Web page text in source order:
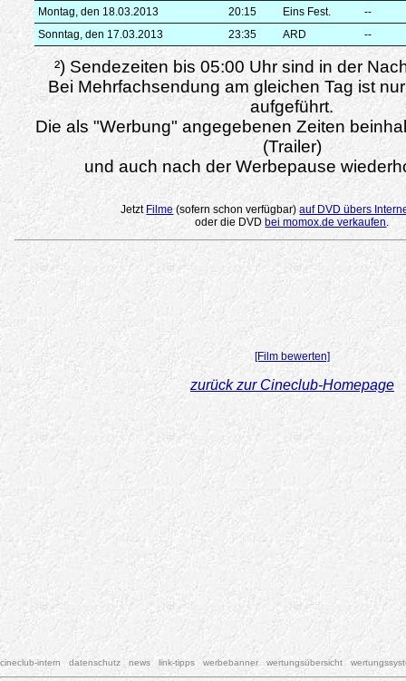
Montag, den 18.03.2013
20:15 Eins Fest.
--
Sonntag, den 17.03.2013
23:35 ARD --
²) Sendezeiten bis 05:00 Uhr sind in der
Bei Mehrfachsendung am gleichen Tag ist
aufgeführt.
Die als "Werbung" angegebenen Zeiten
(Trailer)
und auch nach der Werbepause
Jetzt Filme (sofern schon verfügbar)auf DVD übers
oder die DVD bei momox.de verkaufen.
[Film bewerten]
zurück zur Cineclub-Homepage
cineclub-intern datenschutz news link-tipps werbebanner wertungsübersicht